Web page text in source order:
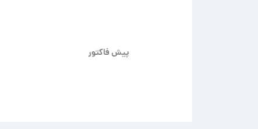
پیش فاکتور